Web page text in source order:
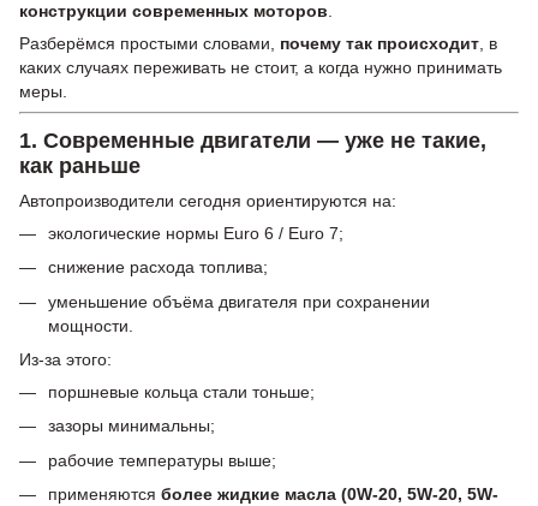
конструкции современных моторов.
Разберёмся простыми словами, почему так происходит, в
каких случаях переживать не стоит, а когда нужно принимать
меры.
1. Современные двигатели — уже не такие,
как раньше
Автопроизводители сегодня ориентируются на:
экологические нормы Euro 6 / Euro 7;
снижение расхода топлива;
уменьшение объёма двигателя при сохранении
мощности.
Из-за этого:
поршневые кольца стали тоньше;
зазоры минимальны;
рабочие температуры выше;
применяются более жидкие масла (0W-20, 5W-20, 5W-